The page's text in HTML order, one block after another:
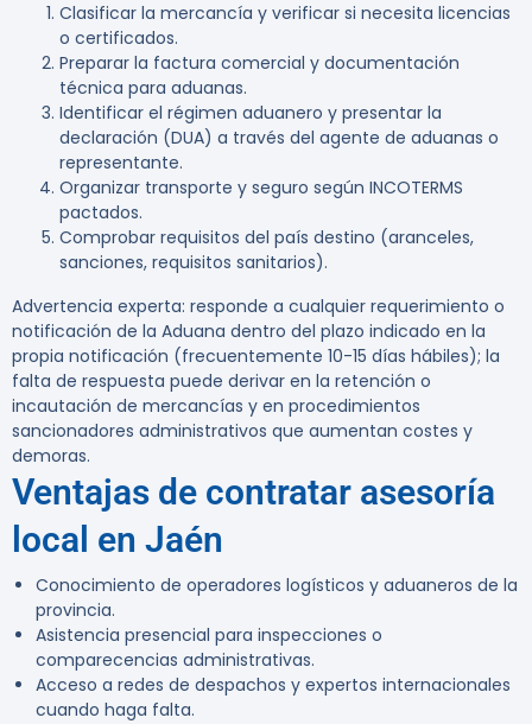
Clasificar la mercancía y verificar si necesita licencias
o certificados.
Preparar la factura comercial y documentación
técnica para aduanas.
Identificar el régimen aduanero y presentar la
declaración (DUA) a través del agente de aduanas o
representante.
Organizar transporte y seguro según INCOTERMS
pactados.
Comprobar requisitos del país destino (aranceles,
sanciones, requisitos sanitarios).
Advertencia experta: responde a cualquier requerimiento o
notificación de la Aduana dentro del plazo indicado en la
propia notificación (frecuentemente 10-15 días hábiles); la
falta de respuesta puede derivar en la retención o
incautación de mercancías y en procedimientos
sancionadores administrativos que aumentan costes y
demoras.
Ventajas de contratar asesoría
local en Jaén
Conocimiento de operadores logísticos y aduaneros de la
provincia.
Asistencia presencial para inspecciones o
comparecencias administrativas.
Acceso a redes de despachos y expertos internacionales
cuando haga falta.